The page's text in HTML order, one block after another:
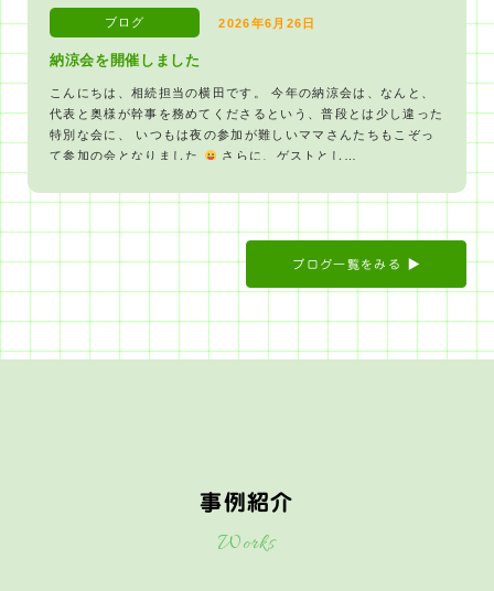
納涼会を開催しました
ブログ 2026年6月26日
こんにちは、相続担当の横田です。 今年の納涼会は、なんと、
代表と奥様が幹事を務めてくださるという、普段とは少し違った
特別な会に、 いつもは夜の参加が難しいママさんたちもこぞっ
て参加の会となりました
さらに、ゲストとし…
ブログ一覧をみる
事例紹介
Works